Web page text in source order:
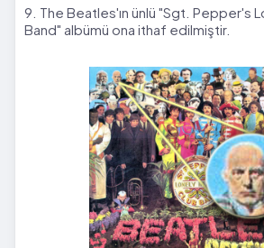
9. The Beatles'ın ünlü "Sgt. Pepper's
Band" albümü ona ithaf edilmiştir.